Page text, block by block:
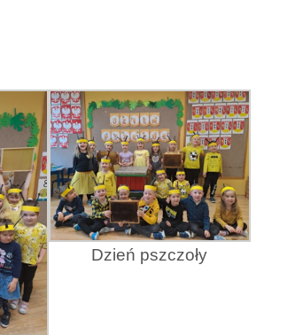
Dzień pszczoły